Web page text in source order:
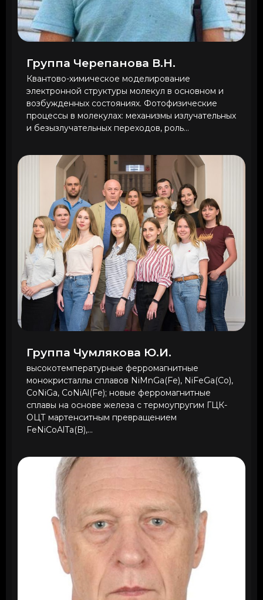
Группа Черепанова В.Н.
Квантово-химическое моделирование
электронной структуры молекул в основном и
возбужденных состояниях. Фотофизические
процессы в молекулах: механизмы излучательных
и безызлучательных переходов, роль...
Группа Чумлякова Ю.И.
высокотемпературные ферромагнитные
монокристаллы сплавов NiMnGa(Fe), NiFeGa(Co),
CoNiGa, CoNiAl(Fe); новые ферромагнитные
сплавы на основе железа с термоупругим ГЦК-
ОЦТ мартенситным превращением
FeNiCoAlTa(B),...